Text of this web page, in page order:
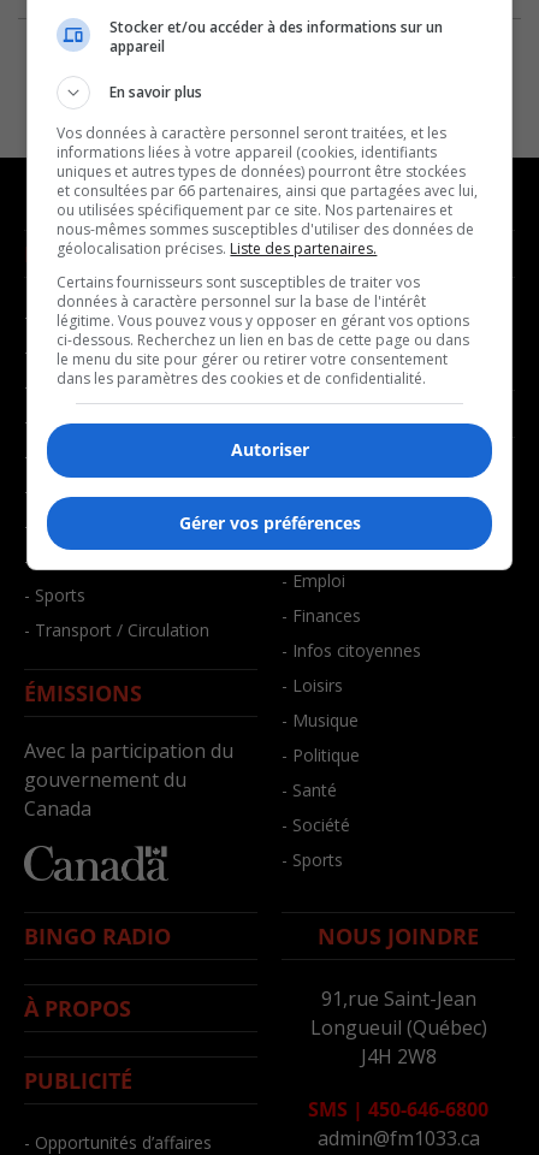
NOUVELLES
- Affaires municipales
- Communauté / Social
- Culture
- Économie
- Éducation
- Environnement
- Faits divers
- Santé et bien-être
- Sports
- Transport / Circulation
ÉMISSIONS
Avec la participation du
gouvernement du
Canada
MUSIQUE
- Décompte franco
- Joué récemment
BALADOS
- Affaires
- Art de vivre
- Bien-être
- Emploi
- Finances
- Infos citoyennes
- Loisirs
- Musique
- Politique
- Santé
- Société
- Sports
BINGO RADIO
À PROPOS
PUBLICITÉ
- Opportunités d’affaires
NOUS JOINDRE
91,rue Saint-Jean
Longueuil (Québec)
J4H 2W8
SMS | 450-646-6800
admin@fm1033.ca
Stocker et/ou accéder à des informations sur un
appareil
En savoir plus
Vos données à caractère personnel seront traitées, et les
informations liées à votre appareil (cookies, identifiants
uniques et autres types de données) pourront être stockées
et consultées par 66 partenaires, ainsi que partagées avec lui,
ou utilisées spécifiquement par ce site. Nos partenaires et
nous-mêmes sommes susceptibles d'utiliser des données de
géolocalisation précises. Liste des partenaires.
Certains fournisseurs sont susceptibles de traiter vos
données à caractère personnel sur la base de l'intérêt
légitime. Vous pouvez vous y opposer en gérant vos options
ci-dessous. Recherchez un lien en bas de cette page ou dans
le menu du site pour gérer ou retirer votre consentement
dans les paramètres des cookies et de confidentialité.
Autoriser
Gérer vos préférences